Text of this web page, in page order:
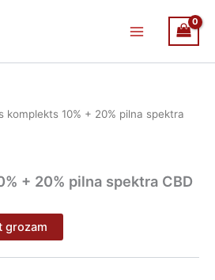
Menu
komplekts 10% + 20% pilna spektra
+ 20% pilna spektra CBD
grozam